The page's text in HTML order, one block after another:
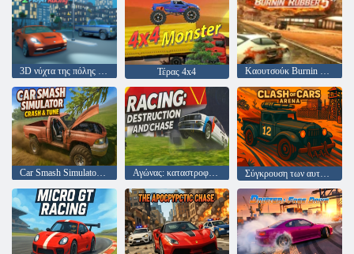
3D νύχτα της πόλης 2 αγωνιστικά παιχνίδια Τέρας 4x4 Καουτσούκ Burnin 5 XS
Αγώνας: καταστροφή και κυνηγήσεις Σύγκρουση των αυτοκινήτων αρένα